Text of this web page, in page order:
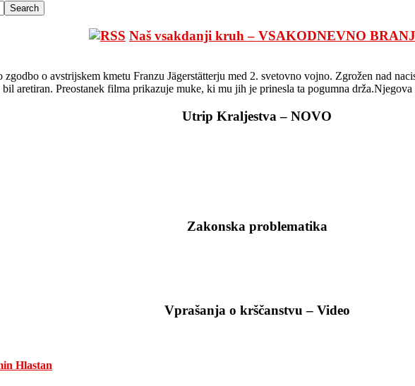
Naš vsakdanji kruh – VSAKODNEVNO
o avstrijskem kmetu Franzu Jägerstätterju med 2. svetovno vojno. Zgrožen nad
aretiran. Preostanek filma prikazuje muke, ki mu jih je prinesla ta pogumna
Utrip Kraljestva – NOVO
Zakonska problematika
Vprašanja o krščanstvu – Video
Hlastan